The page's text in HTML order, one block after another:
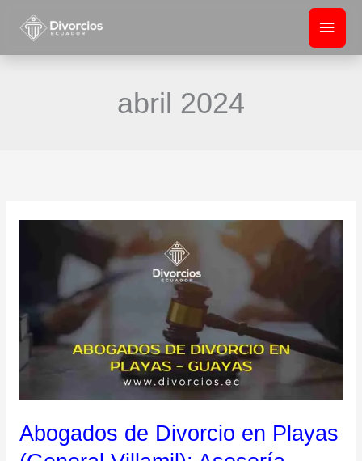
abril 2024
Abogados de Divorcio en Playas
Abogados
Divorcio
Playas
(General
Villamil):
Asesoría
Distancia